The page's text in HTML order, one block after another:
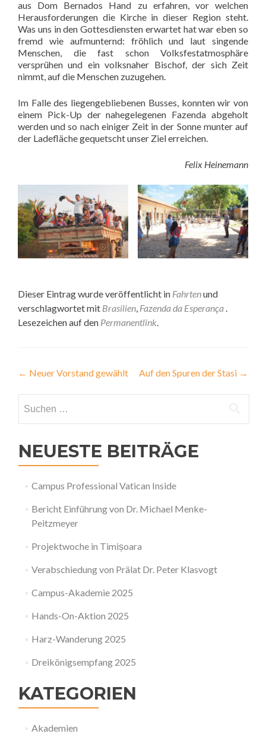
aus Dom Bernados Hand zu erfahren, vor welchen
Herausforderungen die Kirche in dieser Region steht.
Was uns in den Gottesdiensten erwartet hat war eben so
fremd wie aufmunternd: fröhlich und laut singende
Menschen, die fast schon Volksfestatmosphäre
versprühen und ein volksnaher Bischof, der sich Zeit
nimmt, auf die Menschen zuzugehen.
Im Falle des liegengebliebenen Busses, konnten wir von
einem Pick-Up der nahegelegenen Fazenda abgeholt
werden und so nach einiger Zeit in der Sonne munter auf
der Ladefläche gequetscht unser Ziel erreichen.
Felix Heinemann
Dieser Eintrag wurde veröffentlicht in Fahrtenund
verschlagwortet mit Brasilien Fazenda da Esperança
Lesezeichen auf den Permanentlink
Beitragsnavigation
← Neuer Vorstand gewählt Auf den Spuren der Stasi →
nach:
NEUESTE BEITRÄGE
Campus Professional Vatican Inside
Bericht Einführung von Dr. Michael Menke-
Peitzmeyer
Projektwoche in Timișoara
Verabschiedung von Prälat Dr. Peter Klasvogt
Campus-Akademie 2025
Hands-On-Aktion 2025
Harz-Wanderung 2025
Dreikönigsempfang 2025
KATEGORIEN
Akademien